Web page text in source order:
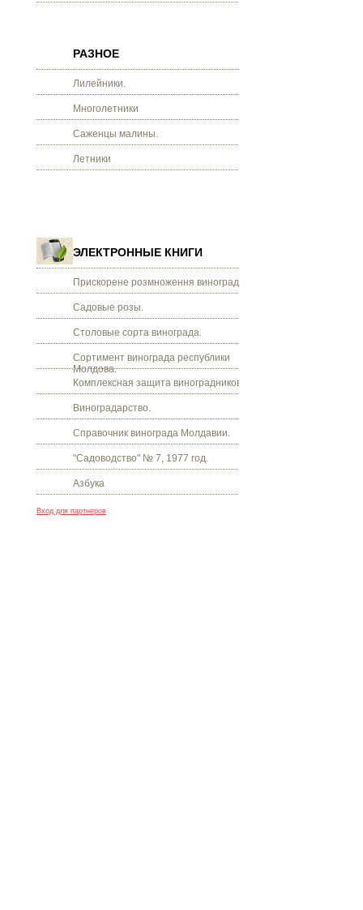
РАЗНОЕ
Лилейники.
Многолетники
Саженцы малины.
Летники
ЭЛЕКТРОННЫЕ КНИГИ
Прискорене розмноження винограду.
Садовые розы.
Столовые сорта винограда.
Сортимент винограда республики
Молдова.
Комплексная защита виноградников.
Виноградарство.
Справочник винограда Молдавии.
"Садоводство" № 7, 1977 год.
Азбука
Вход для партнеров